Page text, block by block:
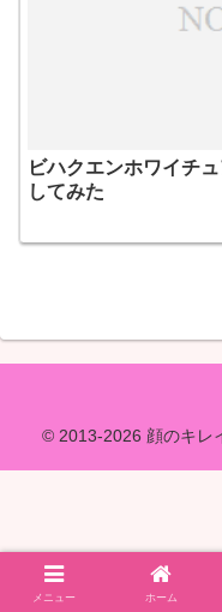
ビハクエンホワイチ
してみた
© 2013-2026 顔のキレ
メニュー ホーム